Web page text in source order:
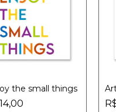
the small things